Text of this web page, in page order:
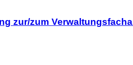
zur/zum